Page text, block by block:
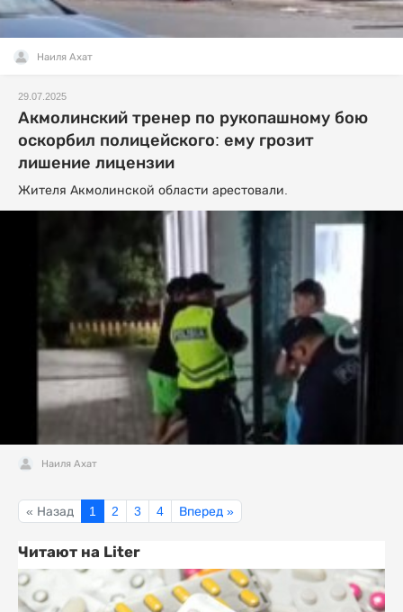
Наиля Ахат
29.07.2025
Акмолинский тренер по рукопашному бою
оскорбил полицейского: ему грозит
лишение лицензии
Жителя Акмолинской области арестовали.
Наиля Ахат
« Назад 1 2 3 4 Вперед »
Читают на Liter